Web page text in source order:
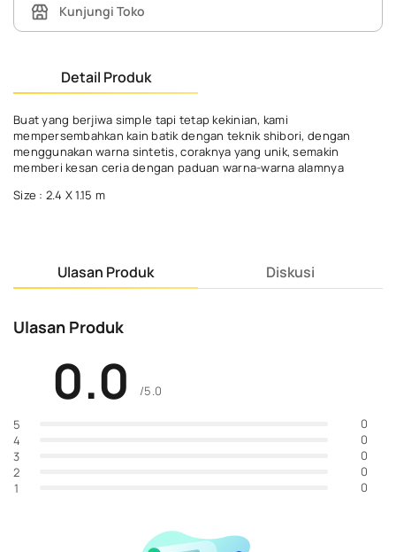
Kunjungi Toko
Detail Produk
Buat yang berjiwa simple tapi tetap kekinian, kami
mempersembahkan kain batik dengan teknik shibori, dengan
menggunakan warna sintetis, coraknya yang unik, semakin
memberi kesan ceria dengan paduan warna-warna alamnya
Size : 2.4 X 1.15 m
Ulasan Produk Diskusi
Ulasan Produk
0.0 /5.0
5
0
4
0
3
0
2
0
1
0